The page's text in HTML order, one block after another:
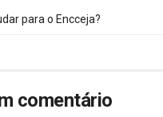
para o Encceja?
comentário